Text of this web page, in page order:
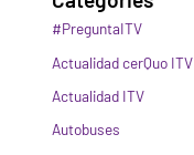
#PreguntaITV
Actualidad cerQuo ITV
Actualidad ITV
Autobuses